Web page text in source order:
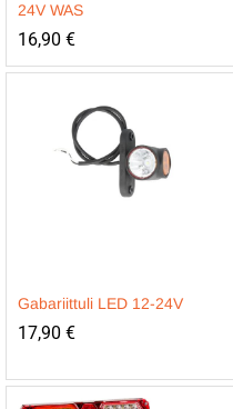
24V WAS
16,90 €
Gabariittuli LED 12-24V
17,90 €